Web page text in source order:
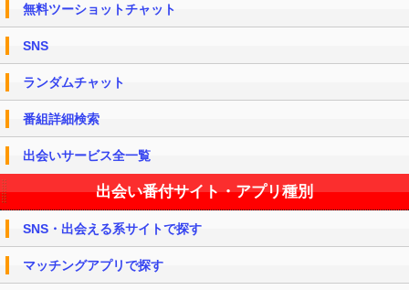
無料ツーショットチャット
SNS
ランダムチャット
番組詳細検索
出会いサービス全一覧
出会い番付サイト・アプリ種別
SNS・出会える系サイトで探す
マッチングアプリで探す